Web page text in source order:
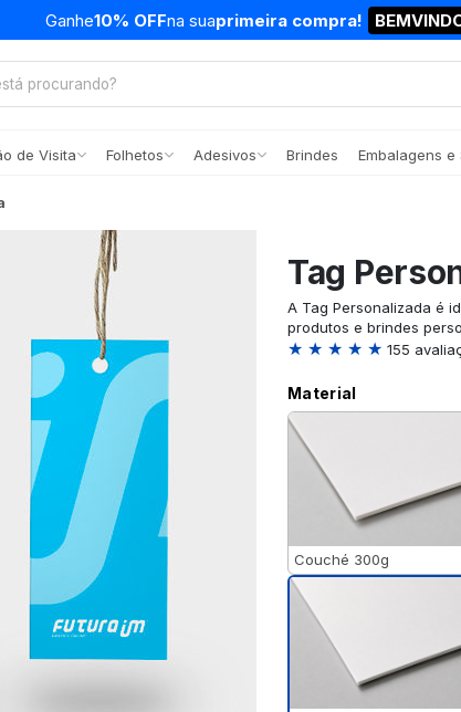
Ganhe10% OFFna suaprimeira compra!
de Visita Folhetos Adesivos Brindes Embalagens e
Tag
A Tag Personalizada é
produtos e brindes
★ ★ ★ ★ ★ 155
Material
Couché 300g